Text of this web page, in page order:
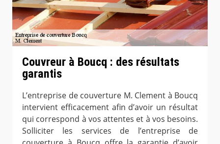
Couvreur à Boucq : des résultats
garantis
L’entreprise de couverture M. Clement à Boucq
intervient efficacement afin d’avoir un résultat
qui correspond à vos attentes et à vos besoins.
Solliciter les services de l’entreprise de